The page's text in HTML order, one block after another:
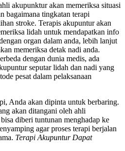
akupunktur akan memeriksa situasi
bagaimana tingkatan terapi
stroke. Terapis akupuntur akan
lidah untuk mendapatkan info
organ dalam anda, lebih lanjut
memeriksa detak nadi anda.
dengan dunia medis, ada
seputar lidah dan nadi yang
pesat dalam pelaksanaan
Anda akan dipinta untuk berbaring.
akan ditangani oleh ahli
diberi tuntunan menghadap ke
agar proses terapi berjalan
Terapi Akupuntur Dapat